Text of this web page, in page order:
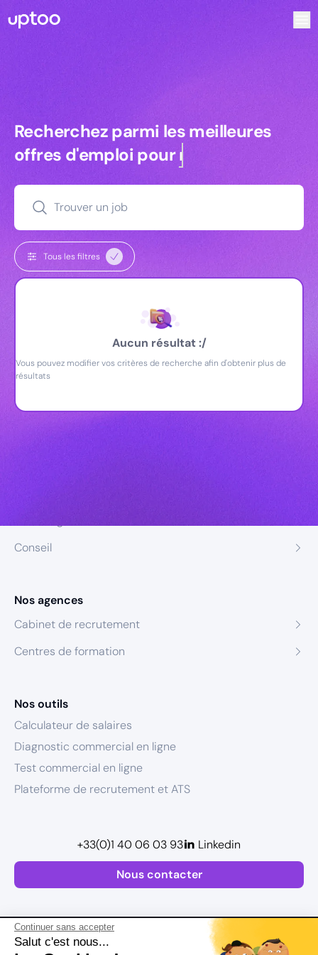
Continuer sans accepter
Salut c'est nous...
Recherchez parmi les meilleures
Recherchez parmi les meilleures
offres d'emploi pourcommerciaux
Trouver un job
Tous les filtres
Aucun résultat :/
Vous pouvez modifier vos critères de recherche afin d'obtenir plus de
résultats
Conseil
Nos agences
Cabinet de recrutement
Centres de formation
Nos outils
Calculateur de salaires
Diagnostic commercial en ligne
Test commercial en ligne
Plateforme de recrutement et ATS
Nous contacter
+33(0)1 40 06 03 93 Linkedin